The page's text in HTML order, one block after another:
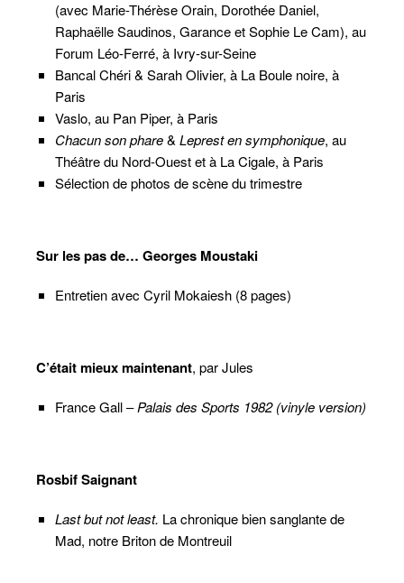
(avec Marie-Thérèse Orain, Dorothée Daniel,
Raphaëlle Saudinos, Garance et Sophie Le Cam), au
Forum Léo-Ferré, à Ivry-sur-Seine
Bancal Chéri & Sarah Olivier, à La Boule noire, à
Paris
Vaslo, au Pan Piper, à Paris
Chacun son phare&Leprest en symphonique, au
Théâtre du Nord-Ouest et à La Cigale, à Paris
Sélection de photos de scène du trimestre
Sur les pas de… Georges Moustaki
Entretien avec Cyril Mokaiesh (8 pages)
C’était mieux maintenant, par Jules
France Gall –Palais des Sports 1982 (vinyle version)
Rosbif Saignant
Last but not least. La chronique bien sanglante de
Mad, notre Briton de Montreuil